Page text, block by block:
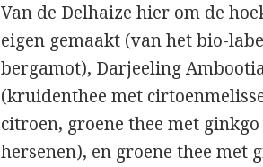
Van de Delhaize hier om de
eigen gemaakt (van het bio-
bergamot), Darjeeling
(kruidenthee met
citroen, groene thee met
hersenen), en groene thee met